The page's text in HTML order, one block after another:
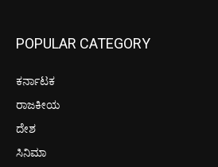
POPULAR CATEGORY
ಕರ್ನಾಟಕ
ರಾಜಕೀಯ
ದೇಶ
ಸಿನಿಮಾ